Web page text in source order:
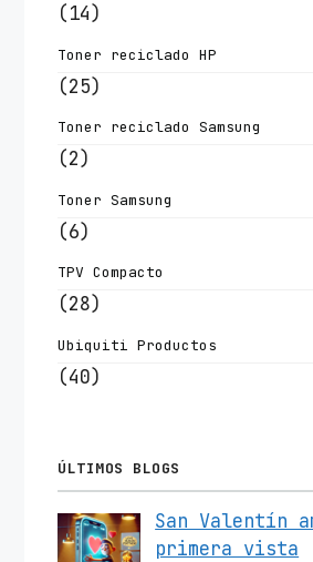
(14)
Toner reciclado HP
(25)
Toner reciclado Samsung
(2)
Toner Samsung
(6)
TPV Compacto
(28)
Ubiquiti Productos
(40)
ÚLTIMOS BLOGS
San Valentín
primera vista